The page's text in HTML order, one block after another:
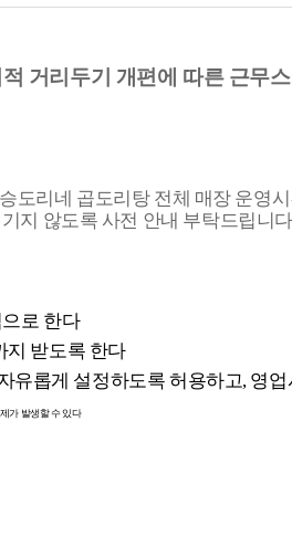
거리두기 개편에 따른 근무
도리네 곱도리탕 전체 매장 운영
지 않도록 사전 안내 부탁드립니
로 한다
지 받도록 한다
유롭게 설정하도록 허용하고, 영
가 발생할 수 있다